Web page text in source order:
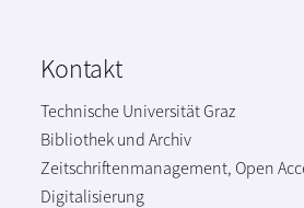
Kontakt
Technische Universität Graz
Bibliothek und Archiv
Zeitschriftenmanagement, Open
Digitalisierung